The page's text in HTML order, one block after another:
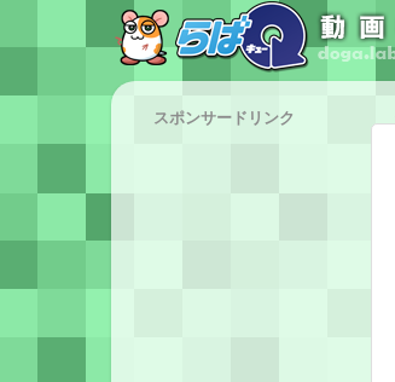
スポンサードリンク